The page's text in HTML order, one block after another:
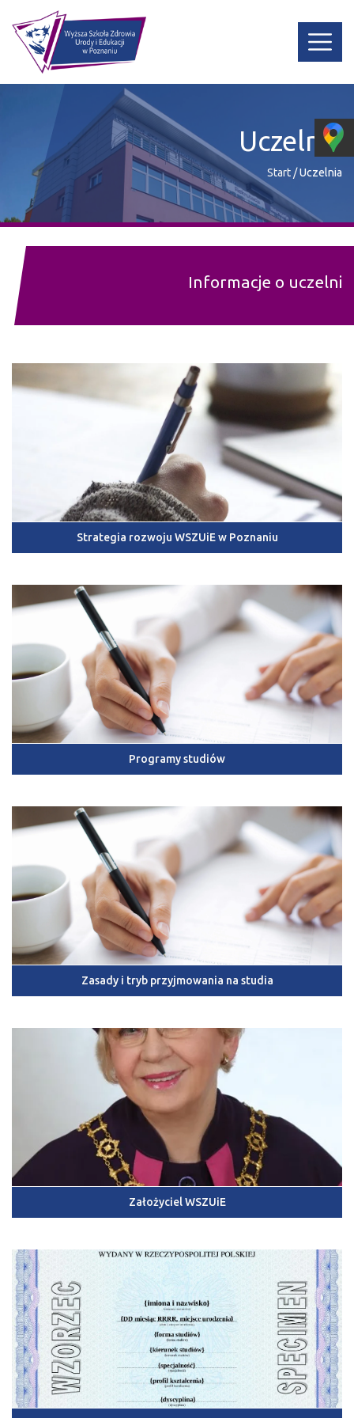
Uczelnia
Start/Uczelnia
Informacje o uczelni
Strategia rozwoju WSZUiE w Poznaniu
Programy studiów
Zasady i tryb przyjmowania na studia
Założyciel WSZUiE